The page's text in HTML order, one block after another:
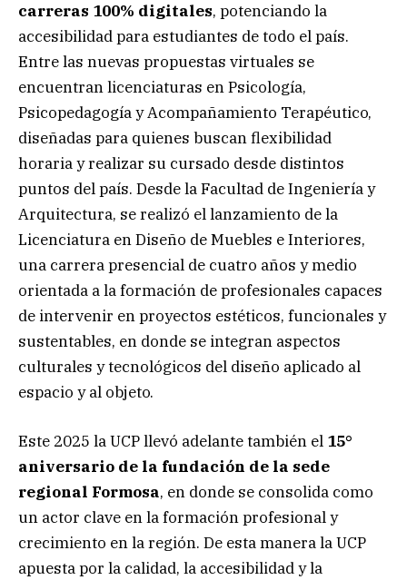
carreras 100% digitales, potenciando la
accesibilidad para estudiantes de todo el país.
Entre las nuevas propuestas virtuales se
encuentran licenciaturas en Psicología,
Psicopedagogía y Acompañamiento Terapéutico,
diseñadas para quienes buscan flexibilidad
horaria y realizar su cursado desde distintos
puntos del país. Desde la Facultad de Ingeniería y
Arquitectura, se realizó el lanzamiento de la
Licenciatura en Diseño de Muebles e Interiores,
una carrera presencial de cuatro años y medio
orientada a la formación de profesionales capaces
de intervenir en proyectos estéticos, funcionales y
sustentables, en donde se integran aspectos
culturales y tecnológicos del diseño aplicado al
espacio y al objeto.
Este 2025 la UCP llevó adelante también el 15°
aniversario de la fundación de la sede
regional Formosa, en donde se consolida como
un actor clave en la formación profesional y
crecimiento en la región. De esta manera la UCP
apuesta por la calidad, la accesibilidad y la